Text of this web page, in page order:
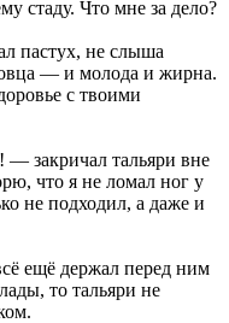
стаду. Что мне за дело?
пастух, не слыша
— и молода и жирна.
с твоими
закричал тальяри вне
что я не ломал ног у
не подходил, а даже и
ещё держал перед ним
то тальяри не